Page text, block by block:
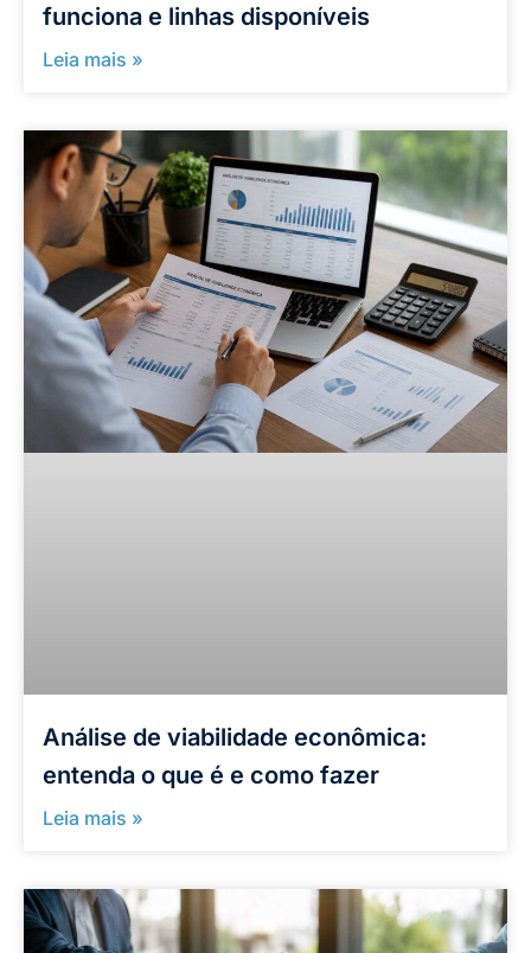
funciona e linhas disponíveis
Leia mais »
Análise de viabilidade econômica:
entenda o que é e como fazer
Leia mais »